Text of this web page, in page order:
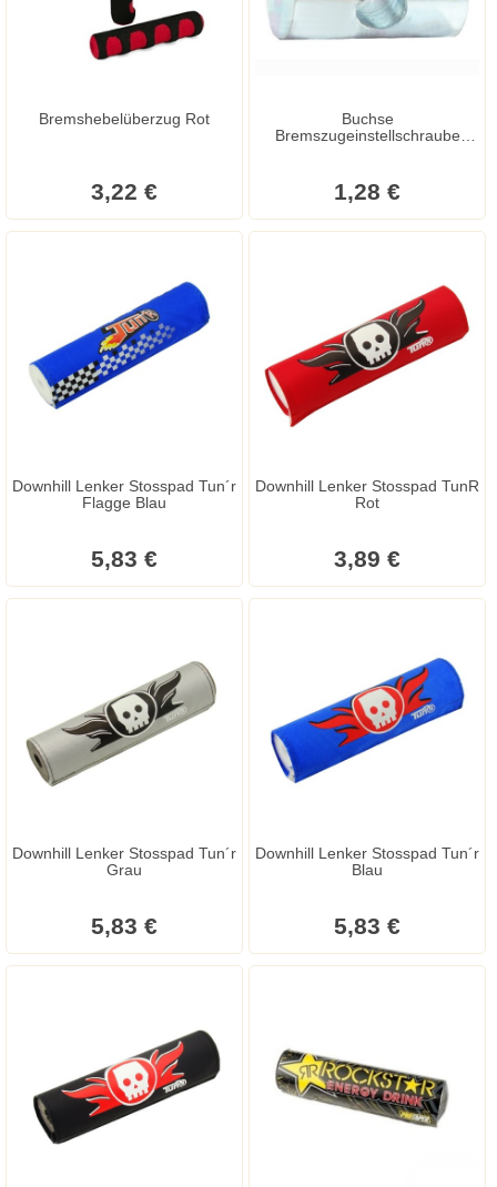
Bremshebelüberzug Rot
3,22 €
Buchse
Bremszugeinstellschraube
1,28 €
Downhill Lenker Stosspad Tun´r
Flagge Blau
5,83 €
Downhill Lenker Stosspad TunR
Rot
3,89 €
Downhill Lenker Stosspad Tun´r
Grau
5,83 €
Downhill Lenker Stosspad Tun´r
Blau
5,83 €